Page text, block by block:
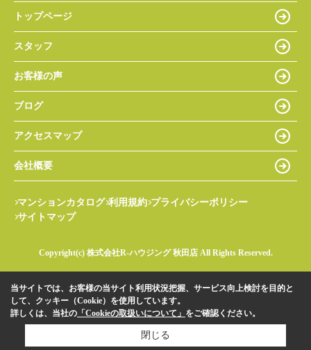
トップページ
スタッフ
お客様の声
ブログ
アクセスマップ
会社概要
マンションカタログ 利用規約 プライバシーポリシー
サイトマップ
Copyright(c) 株式会社R-ハウジング 秋田店 All Rights Reserved.
当サイトでは、お客様の当サイト利用状況把握、サービス向上検討を目的と
して、クッキー（Cookie）を使用しています。
詳しくは、当社の 「Cookieの取扱いについて」 をご確認ください。
閉じる